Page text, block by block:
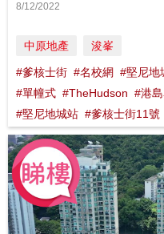
8/12/2022
中原地產 浚峯
#爹核士街 #名校網 #堅尼地
#單幢式 #TheHudson #港
#堅尼地城站 #爹核士街11號